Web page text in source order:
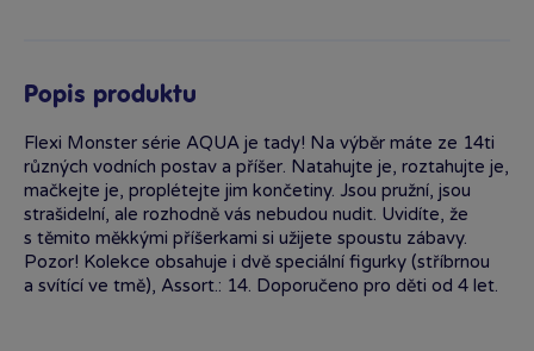
Popis produktu
Flexi Monster série AQUA je tady! Na výběr máte ze 14ti
různých vodních postav a příšer. Natahujte je, roztahujte je,
mačkejte je, proplétejte jim končetiny. Jsou pružní, jsou
strašidelní, ale rozhodně vás nebudou nudit. Uvidíte, že
s těmito měkkými příšerkami si užijete spoustu zábavy.
Pozor! Kolekce obsahuje i dvě speciální figurky (stříbrnou
a svítící ve tmě), Assort.: 14. Doporučeno pro děti od 4 let.